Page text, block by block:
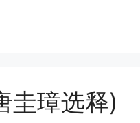
圭璋选释)